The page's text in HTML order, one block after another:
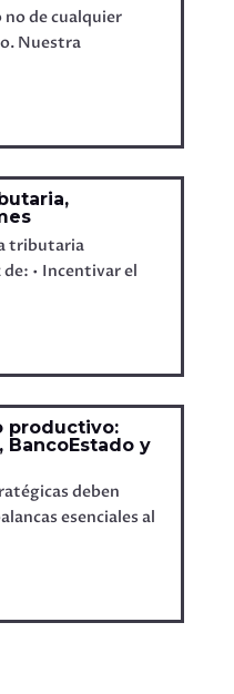
no de cualquier
Nuestra
tributaria
• Incentivar el
productivo:
y
deben
esenciales al